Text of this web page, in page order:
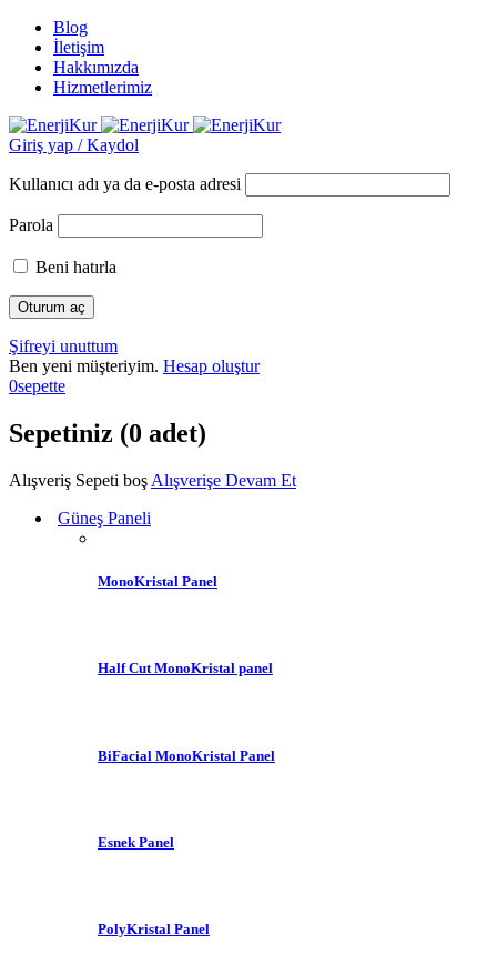
Blog
İletişim
Hakkımızda
Hizmetlerimiz
Giriş yap / Kaydol
Kullanıcı adı ya da e-posta adresi
Parola
Beni hatırla
Şifreyi unuttum
Ben yeni müşteriyim. Hesap oluştur
0sepette
Sepetiniz (0 adet)
Alışveriş Sepeti boş Alışverişe Devam Et
Güneş Paneli
MonoKristal Panel
Half Cut MonoKristal panel
BiFacial MonoKristal Panel
Esnek Panel
PolyKristal Panel